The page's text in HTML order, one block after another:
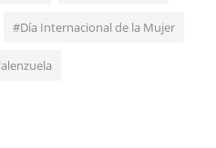
#Día Internacional de la Mujer